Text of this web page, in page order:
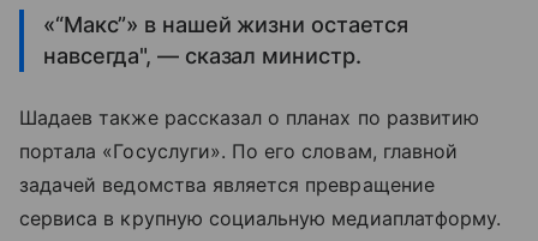
«“Макс”» в нашей жизни остается
навсегда", — сказал министр.
Шадаев также рассказал о планах по развитию
портала «Госуслуги». По его словам, главной
задачей ведомства является превращение
сервиса в крупную социальную медиаплатформу.